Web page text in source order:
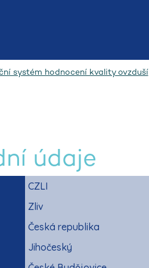
systém hodnocení kvality ovzduší
údaje
CZLI
Zliv
Česká republika
Jihočeský